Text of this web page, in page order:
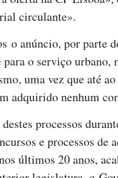
circulante».
o anúncio, por parte
o serviço urbano,
uma vez que até
adquirido nenhum
processos
e processos de
últimos 20 anos,